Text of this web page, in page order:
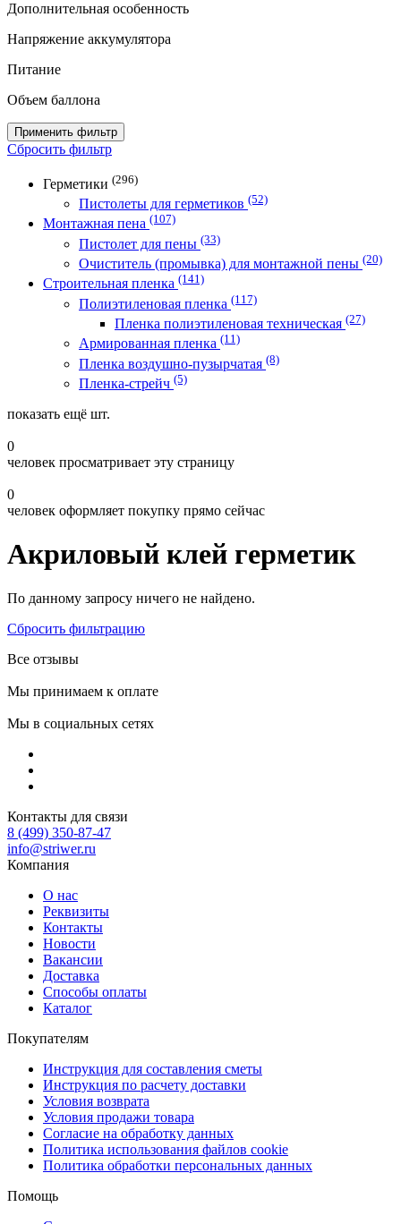
Дополнительная особенность
Напряжение аккумулятора
Питание
Объем баллона
Применить фильтр
Сбросить фильтр
Герметики (296)
Пистолеты для герметиков (52)
Монтажная пена (107)
Пистолет для пены (33)
Очиститель (промывка) для монтажной пены (20)
Строительная пленка (141)
Полиэтиленовая пленка (117)
Пленка полиэтиленовая техническая (27)
Армированная пленка (11)
Пленка воздушно-пузырчатая (8)
Пленка-стрейч (5)
показать ещё шт.
0
человек просматривает эту страницу
0
человек оформляет покупку прямо сейчас
Акриловый клей герметик
По данному запросу ничего не найдено.
Сбросить фильтрацию
Все отзывы
Мы принимаем к оплате
Мы в социальных сетях
Контакты для связи
8 (499) 350-87-47
info@striwer.ru
Компания
О нас
Реквизиты
Контакты
Новости
Вакансии
Доставка
Способы оплаты
Каталог
Покупателям
Инструкция для составления сметы
Инструкция по расчету доставки
Условия возврата
Условия продажи товара
Согласие на обработку данных
Политика использования файлов cookie
Политика обработки персональных данных
Помощь